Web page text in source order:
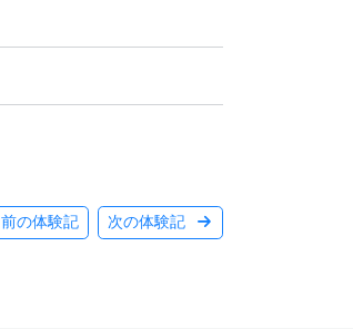
前の体験記 次の体験記